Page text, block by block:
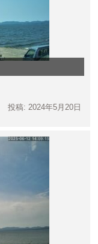
投稿: 2024年5月20日